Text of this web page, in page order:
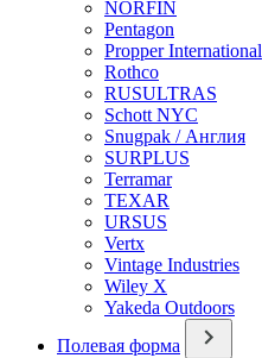
NORFIN
Pentagon
Propper International
Rothco
RUSULTRAS
Schott NYC
Snugpak / Англия
SURPLUS
Terramar
TEXAR
URSUS
Vertx
Vintage Industries
Wiley X
Yakeda Outdoors
Полевая форма